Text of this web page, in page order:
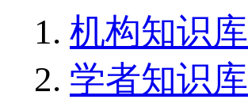
机构知识库
学者知识库